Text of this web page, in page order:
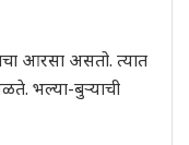
आरसा असतो. त्यात
भल्या-बुर्‍याची